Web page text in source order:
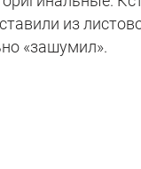
из
«зашумил».